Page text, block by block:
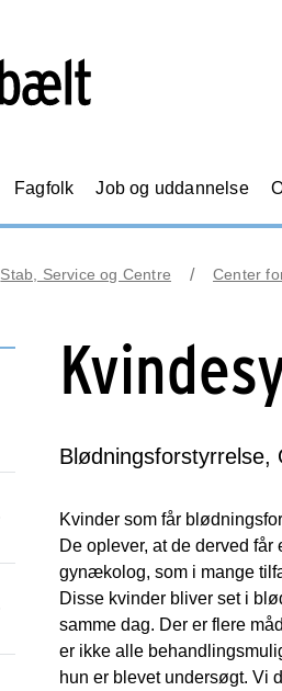
Fagfolk Job og uddannelse
Stab, Service og Centre Center
Blødningsforstyrrelse,
Kvinder som får
De oplever, at de derved
gynækolog, som i mange
Disse kvinder bliver set i
samme dag. Der er flere
er ikke alle
hun er blevet undersøgt. Vi